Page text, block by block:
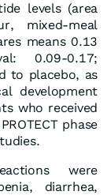
levels (area
mixed-meal
means 0.13
0.09-0.17;
to placebo, as
development
who received
phase
were
diarrhea,